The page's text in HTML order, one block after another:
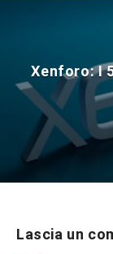
Xenforo: I
Lascia un